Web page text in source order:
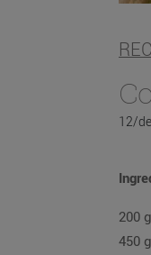
12/
200
450